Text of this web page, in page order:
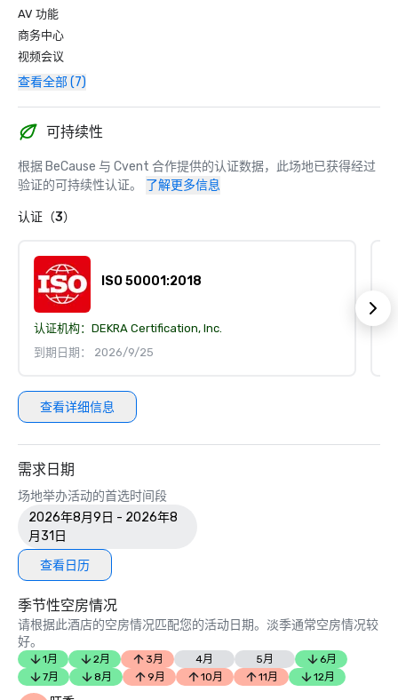
AV 功能
商务中心
视频会议
查看全部 (7)
可持续性
根据 BeCause 与 Cvent 合作提供的认证数据，此场地已获得经过
验证的可持续性认证。
了解更多信息
认证（3）
ISO 50001:2018
认证机构： DEKRA Certification, Inc.
到期日期： 2026/9/25
查看详细信息
需求日期
场地举办活动的首选时间段
2026年8月9日 - 2026年8
月31日
查看日历
季节性空房情况
请根据此酒店的空房情况匹配您的活动日期。淡季通常空房情况较
好。
1月 2月 3月 4月 5月
6月
7月
8月 9月 10月 11月 12月